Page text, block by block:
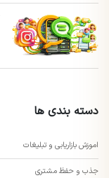
دسته بندی ها
اموزش بازاریابی و تبلیغات
جذب و حفظ مشتری